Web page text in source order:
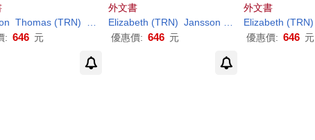
Thomas (TRN)
/ Warburton
: 646 元
外文書
Elizabeth (TRN) Jansson Tove/ Portch
優惠價: 646 元
外文書
Elizabeth (TRN)
優惠價: 646 元